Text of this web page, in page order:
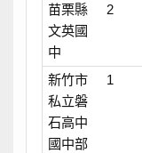
苗栗縣
文英國
中
2
新竹市
私立磐
石高中
國中部
1